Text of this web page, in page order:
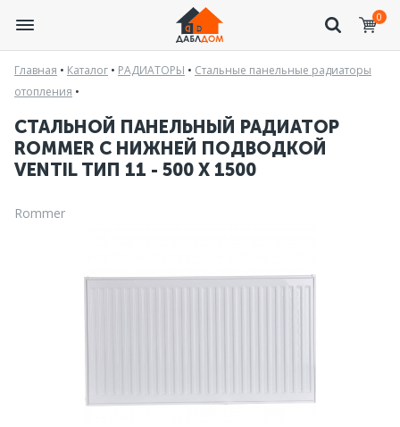
0
Главная • Каталог • РАДИАТОРЫ • Стальные панельные радиаторы
отопления •
СТАЛЬНОЙ ПАНЕЛЬНЫЙ РАДИАТОР
ROMMER С НИЖНЕЙ ПОДВОДКОЙ
VENTIL ТИП 11 - 500 X 1500
Rommer